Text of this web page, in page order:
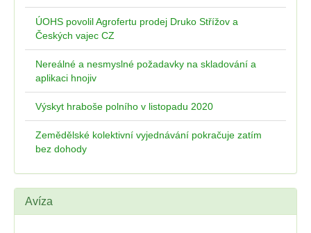
ÚOHS povolil Agrofertu prodej Druko Střížov a
Českých vajec CZ
Nereálné a nesmyslné požadavky na skladování a
aplikaci hnojiv
Výskyt hraboše polního v listopadu 2020
Zemědělské kolektivní vyjednávání pokračuje zatím
bez dohody
Avíza